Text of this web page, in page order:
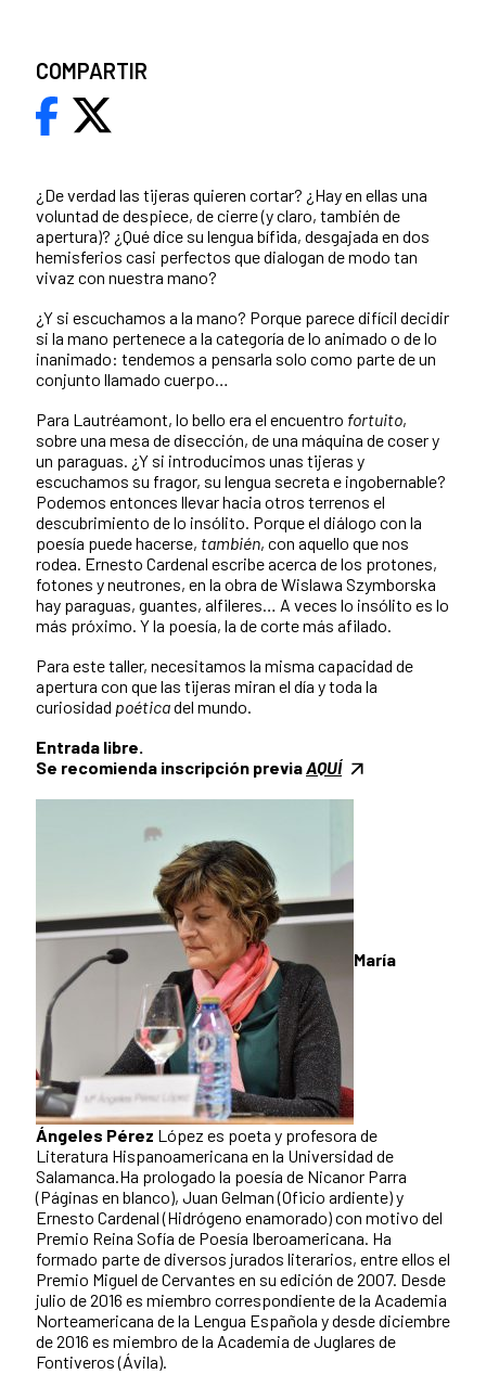
¿De verdad las tijeras quieren cortar? ¿Hay en ellas una
voluntad de despiece, de cierre (y claro, también de
apertura)? ¿Qué dice su lengua bífida, desgajada en dos
hemisferios casi perfectos que dialogan de modo tan
vivaz con nuestra mano?
¿Y si escuchamos a la mano? Porque parece difícil decidir
si la mano pertenece a la categoría de lo animado o de lo
inanimado: tendemos a pensarla solo como parte de un
conjunto llamado cuerpo…
Para Lautréamont, lo bello era el encuentro fortuito,
sobre una mesa de disección, de una máquina de coser y
un paraguas. ¿Y si introducimos unas tijeras y
escuchamos su fragor, su lengua secreta e ingobernable?
Podemos entonces llevar hacia otros terrenos el
descubrimiento de lo insólito. Porque el diálogo con la
poesía puede hacerse, también, con aquello que nos
rodea. Ernesto Cardenal escribe acerca de los protones,
fotones y neutrones, en la obra de Wislawa Szymborska
hay paraguas, guantes, alfileres… A veces lo insólito es lo
más próximo. Y la poesía, la de corte más afilado.
Para este taller, necesitamos la misma capacidad de
apertura con que las tijeras miran el día y toda la
curiosidad poéticadel mundo.
Entrada libre.
Se recomienda inscripción previa AQUÍ
María
Ángeles Pérez López es poeta y profesora de
Literatura Hispanoamericana en la Universidad de
Salamanca.Ha prologado la poesía de Nicanor Parra
(Páginas en blanco), Juan Gelman (Oficio ardiente) y
Ernesto Cardenal (Hidrógeno enamorado) con motivo del
Premio Reina Sofía de Poesía Iberoamericana. Ha
formado parte de diversos jurados literarios, entre ellos el
Premio Miguel de Cervantes en su edición de 2007. Desde
julio de 2016 es miembro correspondiente de la Academia
Norteamericana de la Lengua Española y desde diciembre
de 2016 es miembro de la Academia de Juglares de
Fontiveros (Ávila).
COMPARTIR